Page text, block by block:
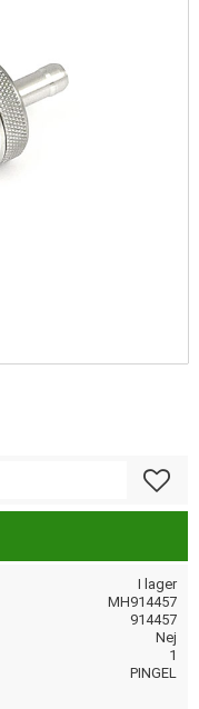
I lager
MH914457
914457
Nej
1
PINGEL